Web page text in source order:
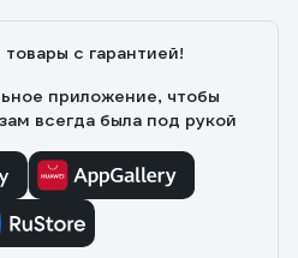
с гарантией!
приложение, чтобы
всегда была под рукой